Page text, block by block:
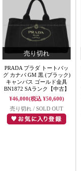
PRADA プラダ トートバッ
グ カナパ GM 黒 (ブラック)
キャンバス ゴールド金具
BN1872 SAランク【中古】
¥46,000(税込 ¥50,600)
売り切れ / SOLD OUT